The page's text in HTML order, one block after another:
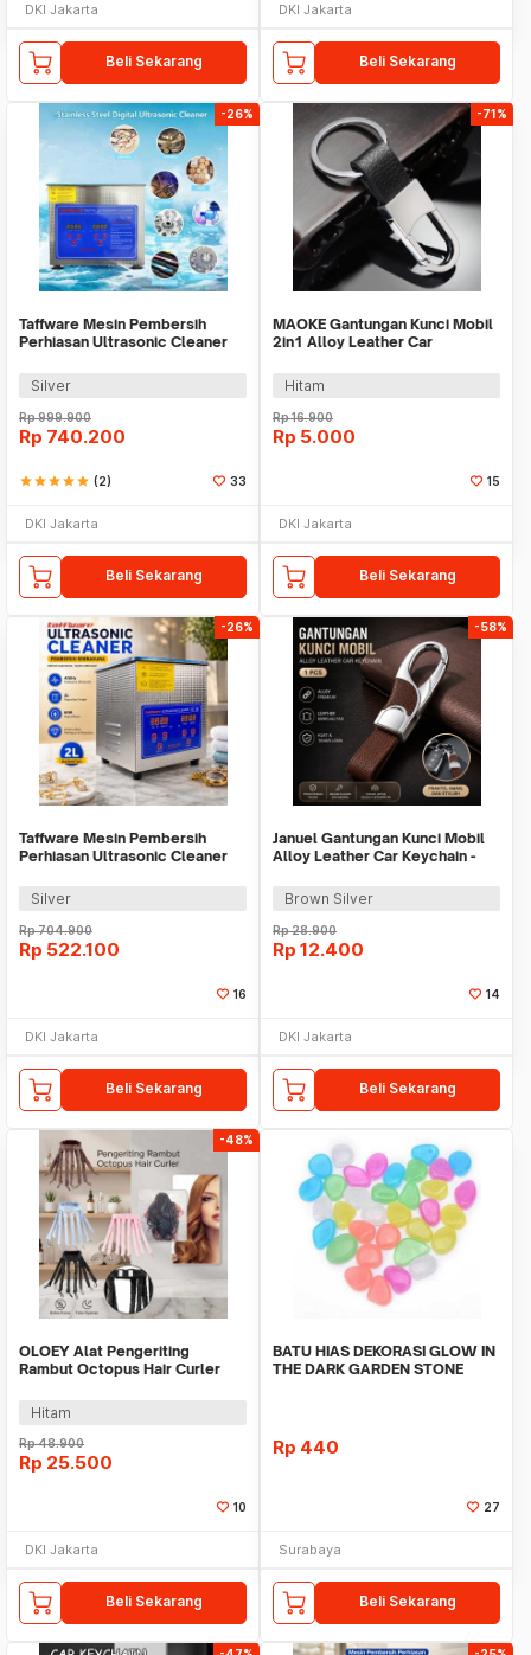
DKI Jakarta
Beli Sekarang
DKI Jakarta
Beli Sekarang
-26%
Taffware Mesin Pembersih
Perhiasan Ultrasonic Cleaner
Silver
Rp999.900
Rp 740.200
starstarstarstarstar (2) 33
DKI Jakarta
Beli Sekarang
-71%
MAOKE Gantungan Kunci Mobil
2in1 Alloy Leather Car
Hitam
Rp16.900
Rp 5.000
15
DKI Jakarta
Beli Sekarang
-26%
Taffware Mesin Pembersih
Perhiasan Ultrasonic Cleaner
Silver
Rp704.900
Rp 522.100
16
DKI Jakarta
Beli Sekarang
-58%
Januel Gantungan Kunci Mobil
Alloy Leather Car Keychain -
Brown Silver
Rp28.900
Rp 12.400
14
DKI Jakarta
Beli Sekarang
-48%
OLOEY Alat Pengeriting
Rambut Octopus Hair Curler
Hitam
Rp48.900
Rp 25.500
10
DKI Jakarta
Beli Sekarang
BATU HIAS DEKORASI GLOW IN
THE DARK GARDEN STONE
Rp 440
27
Surabaya
Beli Sekarang